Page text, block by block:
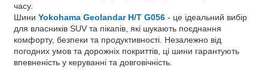
часу.
Шини Yokohama Geolandar H/T G056 - це ідеальний вибір
для власників SUV та пікапів, які шукають поєднання
комфорту, безпеки та продуктивності. Незалежно від
погодних умов та дорожніх покриттів, ці шини гарантують
впевненість у керуванні та довговічність.